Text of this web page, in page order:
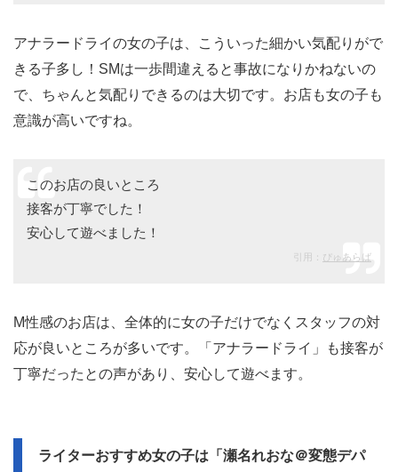
アナラードライの女の子は、こういった細かい気配りがで
きる子多し！SMは一歩間違えると事故になりかねないの
で、ちゃんと気配りできるのは大切です。お店も女の子も
意識が高いですね。
このお店の良いところ
接客が丁寧でした！
安心して遊べました！
引用： ぴゅあらば
M性感のお店は、全体的に女の子だけでなくスタッフの対
応が良いところが多いです。「アナラードライ」も接客が
丁寧だったとの声があり、安心して遊べます。
ライターおすすめ女の子は「瀬名れおな＠変態デパ